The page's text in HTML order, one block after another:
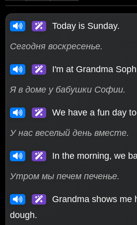
Today is Sunday.
Сегодня воскресенье.
I'm at Grandma
Я в доме у бабушки Софии.
We have a fun day
У нас веселый день вместе.
In the morning, we
Утром мы печем печенье.
Grandma shows me
dough.